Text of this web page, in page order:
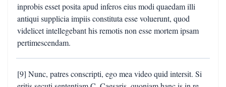
inprobis esset posita apud inferos eius modi quaedam illi
antiqui supplicia impiis constituta esse voluerunt, quod
videlicet intellegebant his remotis non esse mortem ipsam
pertimescendam.
[9] Nunc, patres conscripti, ego mea video quid intersit. Si